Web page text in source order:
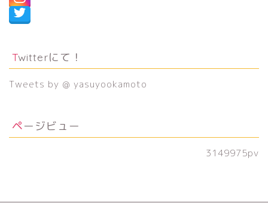
Twitterにて！
Tweets by @ yasuyookamoto
ページビュー
3149975pv